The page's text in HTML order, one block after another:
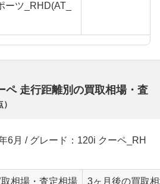
ツ_RHD(AT_
ペ 走行距離別の買取相場・査
6月 / グレード：120i クーペ_RH
相場・査定相場 3ヶ月後の買取